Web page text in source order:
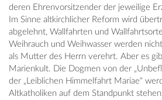
deren Ehrenvorsitzender der jeweilige
Im Sinne altkirchlicher Reform wird
abgelehnt, Wallfahrten und
Weihrauch und Weihwasser werden
als Mutter des Herrn verehrt. Aber es
Marienkult. Die Dogmen von der
der „Leiblichen Himmelfahrt Mariae“
Altkatholiken auf dem Standpunkt